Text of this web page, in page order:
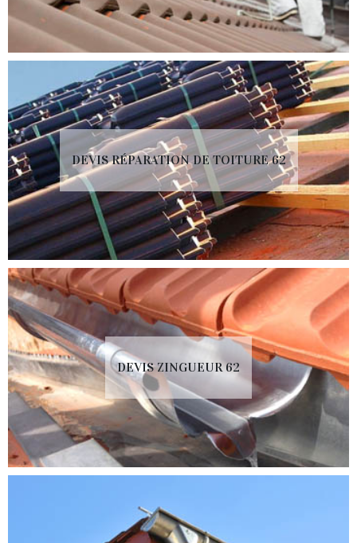
DEVIS RÉPARATION DE TOITURE 62
DEVIS ZINGUEUR 62